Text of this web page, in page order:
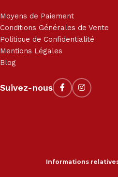
Moyens de Paiement
Conditions Générales de Vente
Politique de Confidentialité
Mentions Légales
Blog
Suivez-nous
Informations